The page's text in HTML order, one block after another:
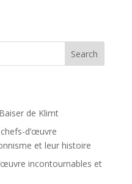
Search
de Klimt
d’œuvre
et leur histoire
incontournables et